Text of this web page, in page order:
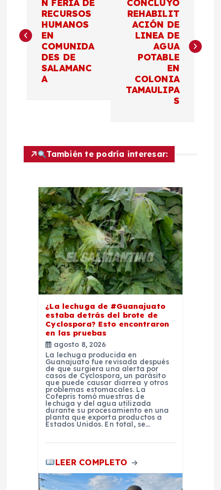
v
N FERIA DE
RECURSOS
HUMANOS
EN
COMUNIDA
DES DE
SALAMANC
A
CONCLUYÓ
REHABILIT
ACIÓN DE
LINEA DE
AGUA
POTABLE
EN
COLONIA
TAMAULIPA
S
También te podría interesar:
¿La lechuga de #Guanajuato
estaba detrás del brote de
Cyclospora? Esto encontraron
en las pruebas
agosto 8, 2026
La lechuga producida en
Guanajuato fue revisada después
de que surgiera una alerta por
casos de Cyclospora, un parásito
que puede causar diarrea y otros
problemas estomacales. La
Cofepris tomó muestras de
lechuga y del agua utilizada
durante su procesamiento en una
planta que exporta productos a
Estados Unidos. En total, se…
LEER COMPLETO